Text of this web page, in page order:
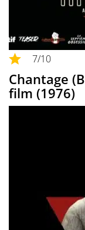
7/10
Chantage
film (1976)